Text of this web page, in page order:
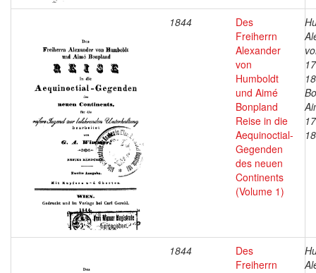
1844
Des
Freiherrn
Alexander
von
Humboldt
und Aimé
Bonpland
Reise in die
Aequinoctial-
Gegenden
des neuen
Continents
(Volume 1)
1844
Des
Freiherrn